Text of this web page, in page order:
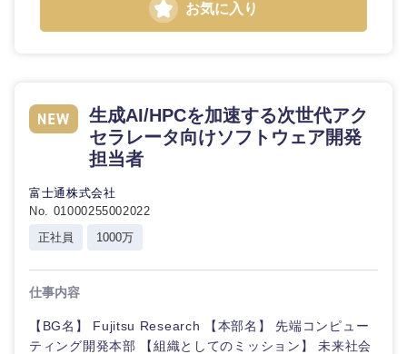
ティブ
コンサル
タント
専門職
（IT）、
Webサー
作、ゲー
ム
その他企画業務
専門職
技術職（IT）、Webサービス・制作、ゲーム
技術職（モノづくり）
金融専門職
メディカル
不動産専門職
金融
倉庫・運輸・物流
小売・通販・外食
スタートアップ企
転勤なし 海外勤務あり
フルリモート
完全週休2日制 社宅・家賃補助有
お気に入り
生成AI/HPCを加速する次世代アク
セラレータ向けソフトウェア開発
担当者
富士通株式会社
No. 01000255002022
正社員
1000万
仕事内容
【BG名】 Fujitsu Research 【本部名】 先端コンピュー
ティング開発本部 【組織としてのミッション】 未来社会